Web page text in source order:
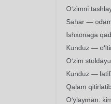
O‘zimni
Sahar —
Ishxonaga
Kunduz —
O‘zim
Kunduz —
Qalam
O‘ylayman: